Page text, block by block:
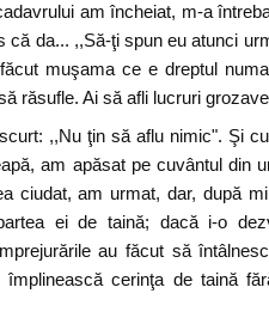
am încheiat, m-a
că da... ,,Să-ţi spun eu atunci
muşama ce e dreptul
răsufle. Ai să afli lucruri
,,Nu ţin să aflu nimic". Şi
am apăsat pe cuvântul din
ciudat, am urmat, dar, după
ei de taină; dacă i-o
au făcut să
împlinească cerinţa de taină